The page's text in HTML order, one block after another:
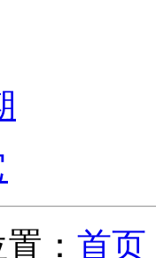
： 首页